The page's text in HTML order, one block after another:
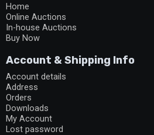
Home
Online Auctions
In-house Auctions
Buy Now
Account & Shipping Info
Account details
Address
Orders
Downloads
My Account
Lost password